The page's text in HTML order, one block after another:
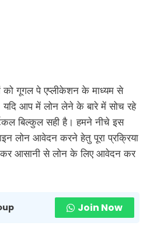
को गूगल पे एप्लीकेशन के माध्यम से
यदि आप में लोन लेने के बारे में सोच रहे
बिल्कुल सही है। हमने नीचे इस
लोन आवेदन करने हेतु पूरा प्रक्रिया
कर आसानी से लोन के लिए आवेदन कर
Join Now